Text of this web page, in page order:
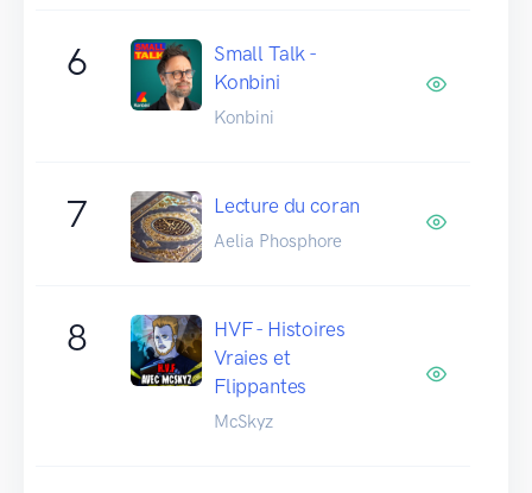
6
Small Talk -
Konbini
Konbini
7 Lecture du coran
Aelia Phosphore
8
HVF - Histoires
Vraies et
Flippantes
McSkyz